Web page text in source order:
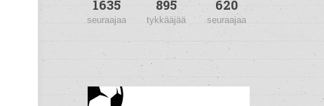
1635
seuraajaa
895
tykkääjää
620
seuraajaa